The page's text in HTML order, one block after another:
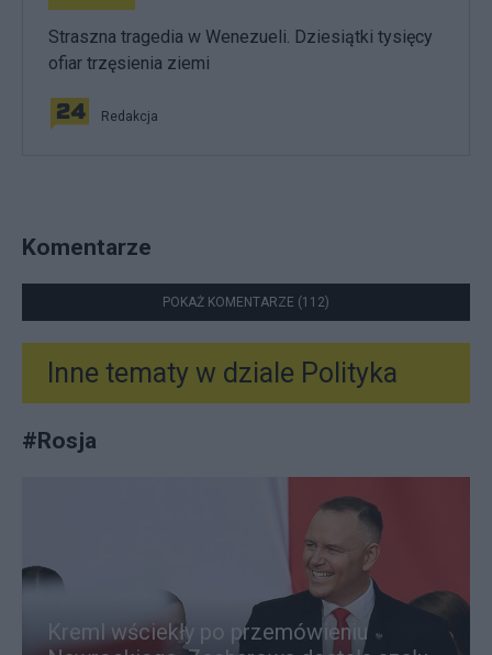
Straszna tragedia w Wenezueli. Dziesiątki tysięcy
ofiar trzęsienia ziemi
Redakcja
Komentarze
POKAŻ KOMENTARZE (112)
Inne tematy w dziale Polityka
#Rosja
Kreml wściekły po przemówieniu